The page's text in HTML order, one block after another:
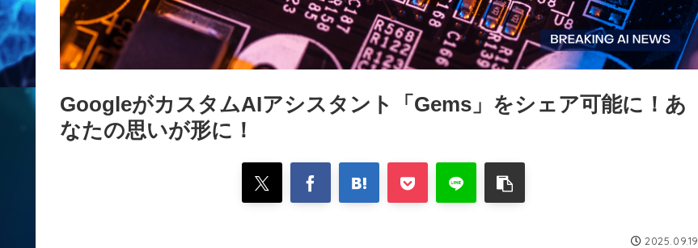
GoogleがカスタムAIアシスタント「Gems」をシェア可能に！あ
なたの思いが形に！
2025.09.19